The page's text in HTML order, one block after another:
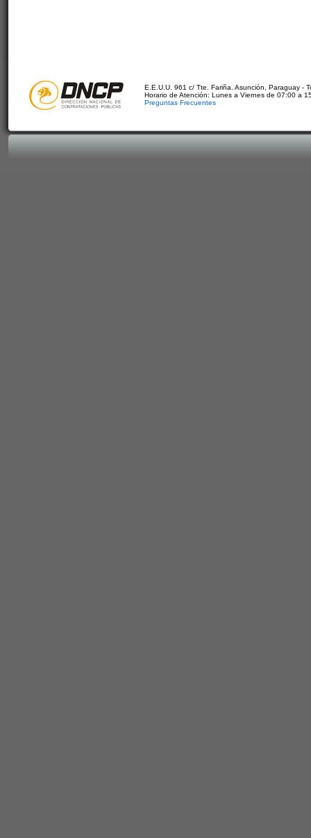
E.E.U.U. 961 c/ Tte. Fariña. Asunción, Paraguay -
Horario de Atención: Lunes a Viernes de 07:00 a
Preguntas Frecuentes